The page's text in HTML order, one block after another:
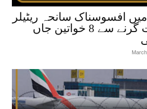
افسوسناک سانحہ ریٹیلر
شاپ کی چھت گرنے سے 8 خواتین جاں